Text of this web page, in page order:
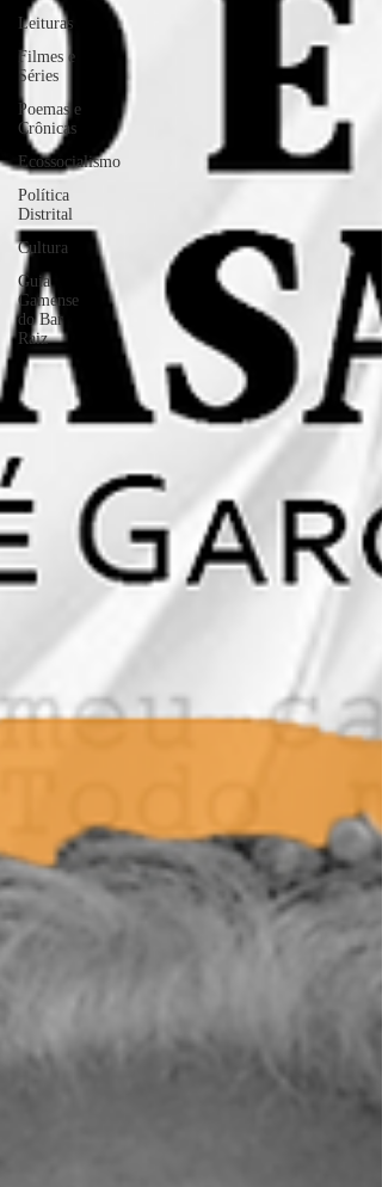
Leituras
Filmes e
Séries
Poemas e
Crônicas
Ecossocialismo
Política
Distrital
Cultura
Guia
Gamense
do Bar
Raiz